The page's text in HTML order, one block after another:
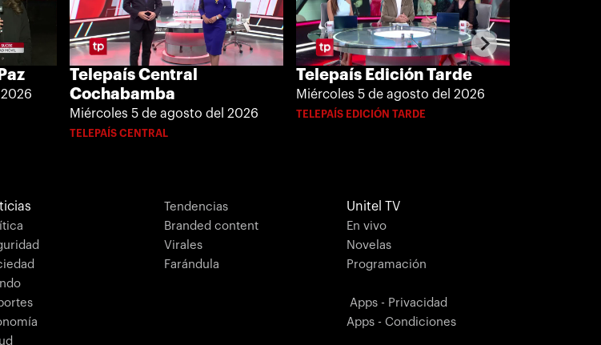
Telepaís Central
Cochabamba
Miércoles 5 de agosto del 2026
TELEPAÍS CENTRAL
Telepaís Edición Tarde
Miércoles 5 de agosto del 2026
TELEPAÍS EDICIÓN TARDE
Tendencias
Branded content
Virales
Farándula
Unitel TV
En vivo
Novelas
Programación
Apps - Privacidad
Apps - Condiciones